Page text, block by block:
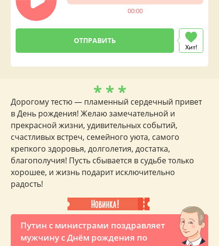
00:00
Хит!
Путин с министрами поздравляет
мужчину с Днём рождения по
* * *
Дорогому тестю — пламенный сердечный привет
в День рождения! Желаю замечательной и
прекрасной жизни, удивительных событий,
счастливых встреч, семейного уюта, самого
крепкого здоровья, долголетия, достатка,
благополучия! Пусть сбывается в судьбе только
хорошее, и жизнь подарит исключительно
радость!